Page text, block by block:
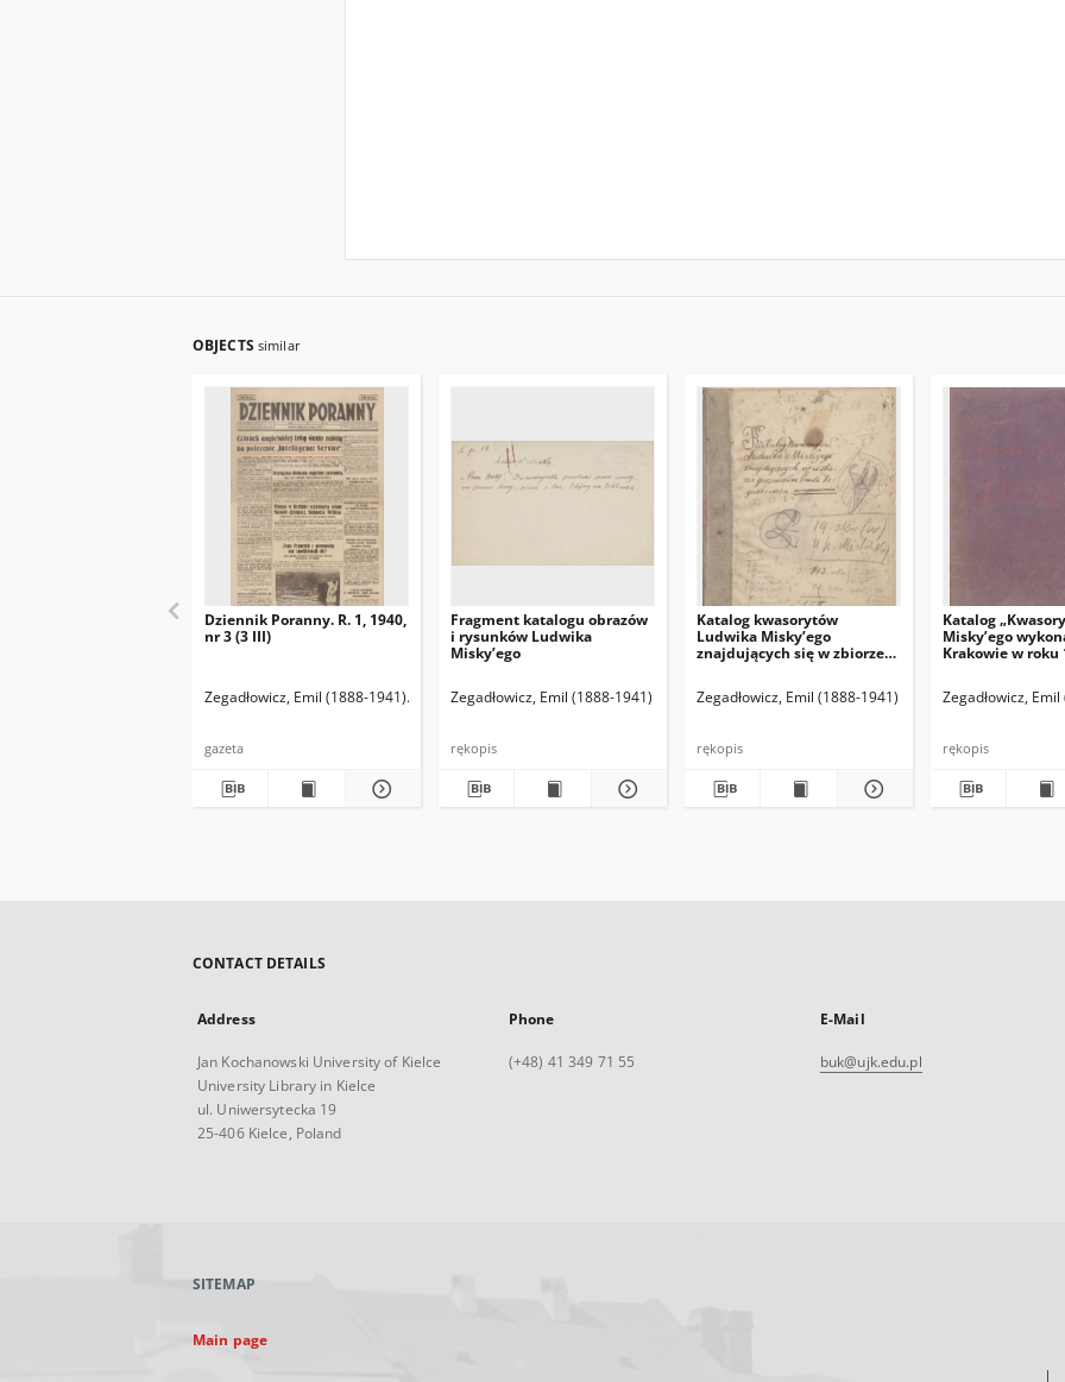
OBJECTS similar
Dziennik Poranny. R. 1, 1940,
nr 3 (3 III)
Zegadłowicz, Emil (1888-1941) Reischer Leopold (red. naczelny) Hamann Bruno. Red. odpowiedzialny
gazeta
Fragment katalogu obrazów
i rysunków Ludwika
Misky’ego
Zegadłowicz, Emil (1888-1941)
rękopis
Katalog kwasorytów
Ludwika Misky’ego
znajdujących się w zbiorze
Zegadłowicz, Emil (1888-1941)
rękopis
Katalog
Misky’ego
Krakowie w roku
Zegadłowicz,
rękopis
CONTACT DETAILS
Address
Jan Kochanowski University of Kielce
University Library in Kielce
ul. Uniwersytecka 19
25-406 Kielce, Poland
Phone
(+48) 41 349 71 55
E-Mail
buk@ujk.edu.pl
SITEMAP
Main page